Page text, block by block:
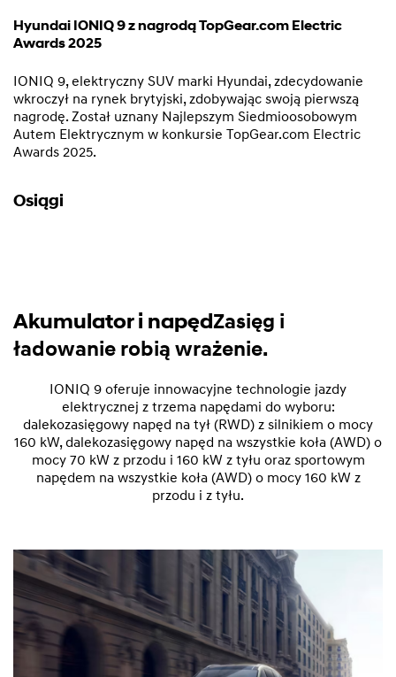
Hyundai IONIQ 9 z nagrodą TopGear.com Electric
Awards 2025
IONIQ 9, elektryczny SUV marki Hyundai, zdecydowanie
wkroczył na rynek brytyjski, zdobywając swoją pierwszą
nagrodę. Został uznany Najlepszym Siedmioosobowym
Autem Elektrycznym w konkursie TopGear.com Electric
Awards 2025.
Osiągi
Akumulator i napędZasięg i
ładowanie robią wrażenie.
IONIQ 9 oferuje innowacyjne technologie jazdy
elektrycznej z trzema napędami do wyboru:
dalekozasięgowy napęd na tył (RWD) z silnikiem o mocy
160 kW, dalekozasięgowy napęd na wszystkie koła (AWD) o
mocy 70 kW z przodu i 160 kW z tyłu oraz sportowym
napędem na wszystkie koła (AWD) o mocy 160 kW z
przodu i z tyłu.